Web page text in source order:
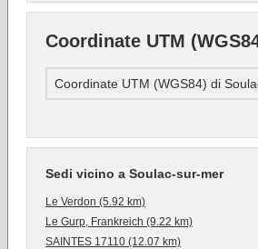
Coordinate UTM
Coordinate UTM (WGS84) di
Sedi vicino a Soulac-sur-mer
Le Verdon (5.92 km)
Le Gurp, Frankreich (9.22 km)
SAINTES 17110 (12.07 km)